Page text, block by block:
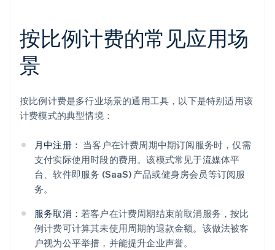
按比例计费的常见应用场
景
按比例计费是多行业场景的通用工具，以下是特别适用该
计费模式的典型情境：
月中注册： 当客户在计费周期中期订阅服务时，仅需
支付实际使用时段的费用。该模式常见于流媒体平
台、软件即服务 (SaaS) 产品或健身房会员等订阅服
务。
服务取消： 若客户在计费周期结束前取消服务，按比
例计费可计算其未使用周期的退款金额。该做法被客
户视为公平举措，并能提升企业声誉。